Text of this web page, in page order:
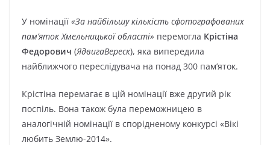
У номінації «За найбільшу кількість сфотографованих
пам’яток Хмельницької області» перемогла Крістіна
Федорович (ЯдвигаВереск), яка випередила
найближчого переслідувача на понад 300 пам’яток.
Крістіна перемагає в цій номінації вже другий рік
поспіль. Вона також була переможницею в
аналогічній номінації в спорідненому конкурсі «Вікі
любить Землю-2014».